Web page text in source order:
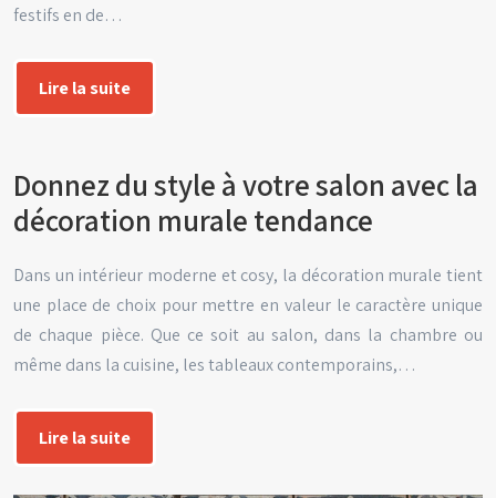
festifs en de…
Lire la suite
Donnez du style à votre salon avec la
décoration murale tendance
Dans un intérieur moderne et cosy, la décoration murale tient
une place de choix pour mettre en valeur le caractère unique
de chaque pièce. Que ce soit au salon, dans la chambre ou
même dans la cuisine, les tableaux contemporains,…
Lire la suite